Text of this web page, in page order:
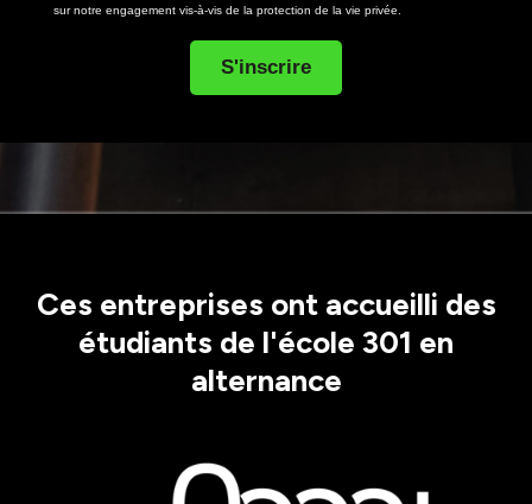
sur notre engagement vis-à-vis de la protection de la vie privée.
Ces entreprises ont accueilli des
étudiants de l'école 301 en
alternance